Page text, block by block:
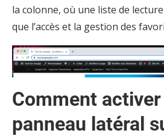
la colonne, où une liste de
que l’accès et la gestion des
Comment
panneau latéral